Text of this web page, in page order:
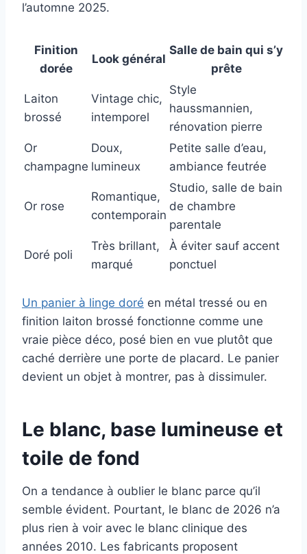
l’automne 2025.
Finition
dorée
Look général
Salle de bain qui s’y
prête
Laiton
brossé
Vintage chic,
intemporel
Style
haussmannien,
rénovation pierre
Or
champagne
Doux,
lumineux
Petite salle d’eau,
ambiance feutrée
Or rose
Romantique,
contemporain
Studio, salle de bain
de chambre
parentale
Doré poli
Très brillant,
marqué
À éviter sauf accent
ponctuel
Un panier à linge doré en métal tressé ou en
finition laiton brossé fonctionne comme une
vraie pièce déco, posé bien en vue plutôt que
caché derrière une porte de placard. Le panier
devient un objet à montrer, pas à dissimuler.
Le blanc, base lumineuse et
toile de fond
On a tendance à oublier le blanc parce qu’il
semble évident. Pourtant, le blanc de 2026 n’a
plus rien à voir avec le blanc clinique des
années 2010. Les fabricants proposent